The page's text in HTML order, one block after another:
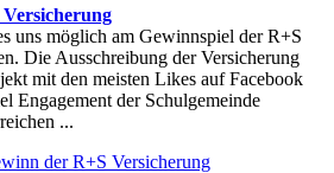
uns möglich am Gewinnspiel der R+S
Die Ausschreibung der Versicherung
mit den meisten Likes auf Facebook
Engagement der Schulgemeinde
...
der R+S Versicherung